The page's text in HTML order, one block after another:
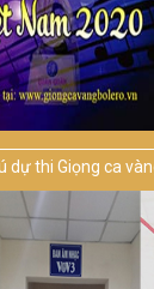
dự thi Giọng ca